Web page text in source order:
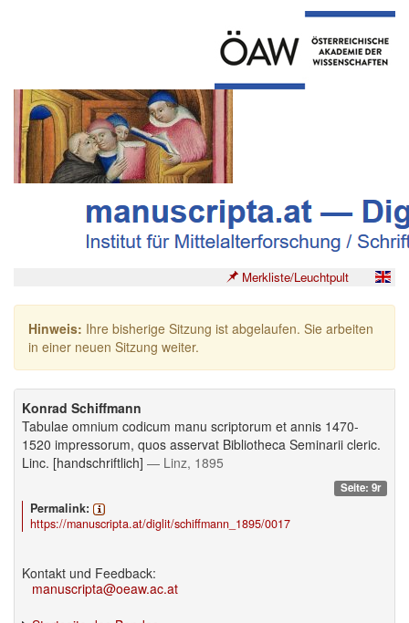
Merkliste/Leuchtpult
Hinweis: Ihre bisherige Sitzung ist abgelaufen. Sie arbeiten
in einer neuen Sitzung weiter.
Konrad Schiffmann
Tabulae omnium codicum manu scriptorum et annis 1470-
1520 impressorum, quos asservat Bibliotheca Seminarii cleric.
Linc. [handschriftlich] — Linz, 1895
Seite: 9r
Permalink:
https://manuscripta.at/diglit/schiffmann_1895/0017
Kontakt und Feedback:
manuscripta@oeaw.ac.at